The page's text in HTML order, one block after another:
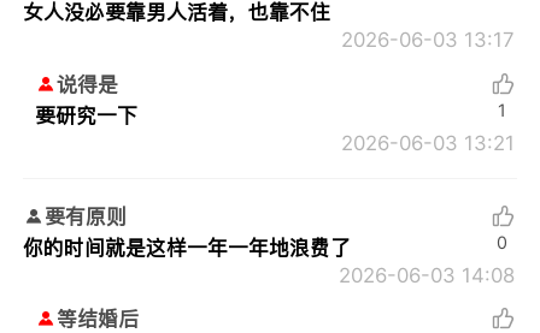
女人没必要靠男人活着，也靠不住
2026-06-03 13:17
说得是
要研究一下
2026-06-03 13:21
1
要有原则
你的时间就是这样一年一年地浪费了
2026-06-03 14:08
0
等结婚后